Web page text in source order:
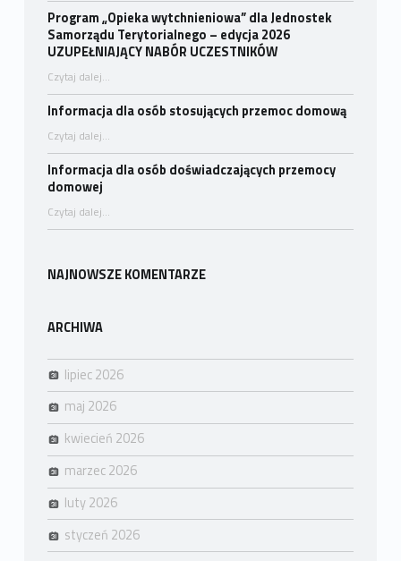
Program „Opieka wytchnieniowa” dla Jednostek
Samorządu Terytorialnego – edycja 2026
UZUPEŁNIAJĄCY NABÓR UCZESTNIKÓW
Czytaj dalej“Program „Opieka wytchnieniowa” dla Jednostek Samorządu Terytorialnego – edycja 2026 UZUPEŁNIAJĄCY NABÓR UCZESTNIKÓW”
…
Informacja dla osób stosujących przemoc domową
Czytaj dalej“Informacja dla osób stosujących przemoc domową”
…
Informacja dla osób doświadczających przemocy
domowej
Czytaj dalej“Informacja dla osób doświadczających przemocy domowej”
…
NAJNOWSZE KOMENTARZE
ARCHIWA
lipiec 2026
maj 2026
kwiecień 2026
marzec 2026
luty 2026
styczeń 2026